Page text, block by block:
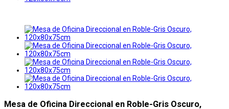
Mesa de Oficina Direccional en Roble-Gris Oscuro,